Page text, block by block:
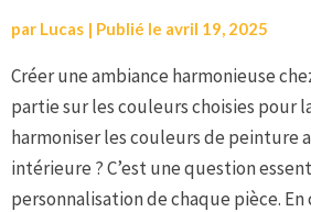
par Lucas | Publié le avril 19, 2025
Créer une ambiance harmonieuse
partie sur les couleurs choisies pour
harmoniser les couleurs de peinture
intérieure ? C’est une question
personnalisation de chaque pièce.